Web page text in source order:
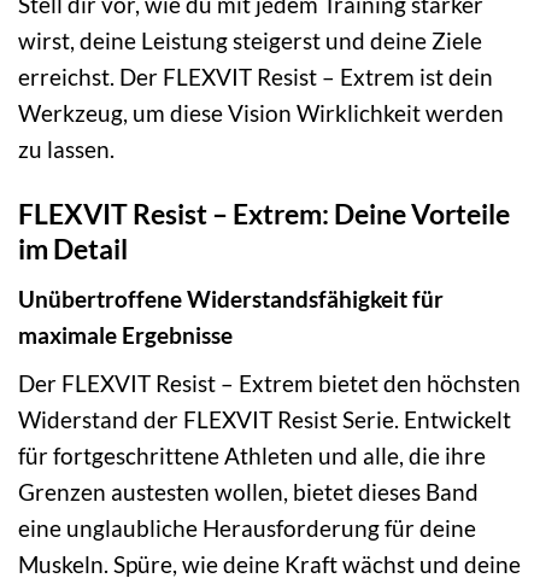
wirst, deine Leistung steigerst und deine Ziele
erreichst. Der FLEXVIT Resist – Extrem ist dein
Werkzeug, um diese Vision Wirklichkeit werden
zu lassen.
FLEXVIT Resist – Extrem: Deine Vorteile
im Detail
Unübertroffene Widerstandsfähigkeit für
maximale Ergebnisse
Der FLEXVIT Resist – Extrem bietet den höchsten
Widerstand der FLEXVIT Resist Serie. Entwickelt
für fortgeschrittene Athleten und alle, die ihre
Grenzen austesten wollen, bietet dieses Band
eine unglaubliche Herausforderung für deine
Muskeln. Spüre, wie deine Kraft wächst und deine